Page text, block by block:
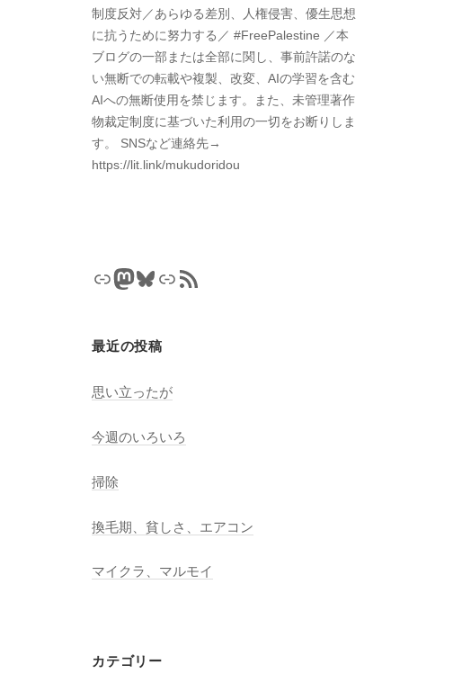
制度反対／あらゆる差別、人権侵害、優生思想
に抗うために努力する／ #FreePalestine ／本
ブログの一部または全部に関し、事前許諾のな
い無断での転載や複製、改変、AIの学習を含む
AIへの無断使用を禁じます。また、未管理著作
物裁定制度に基づいた利用の一切をお断りしま
す。 SNSなど連絡先→
https://lit.link/mukudoridou
リンクMastodon
Bluesky
リンクRSS フィード
最近の投稿
思い立ったが
今週のいろいろ
掃除
換毛期、貧しさ、エアコン
マイクラ、マルモイ
カテゴリー